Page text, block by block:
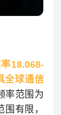
18.068-
全球通信
率范围为
有限，